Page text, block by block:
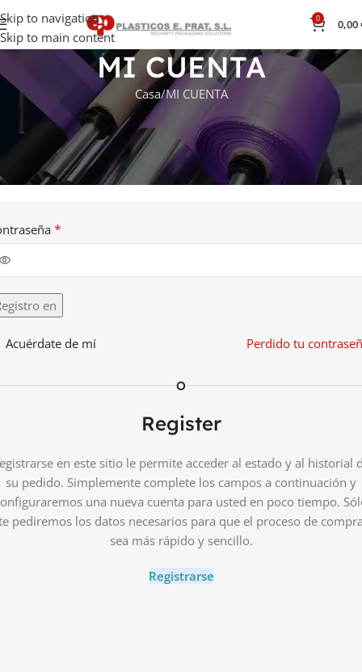
Skip to navigation
Skip to main content
0 0,00
MI CUENTA
Casa MI CUENTA
de usuario o correo electrónico
*
en
Perdido tu
Acuérdate de mí
O
Register
en este sitio le permite acceder al estado y al historial
su pedido. Simplemente complete los campos a continuación y
una nueva cuenta para usted en poco tiempo.
pediremos los datos necesarios para que el proceso de
sea más rápido y sencillo.
Registrarse